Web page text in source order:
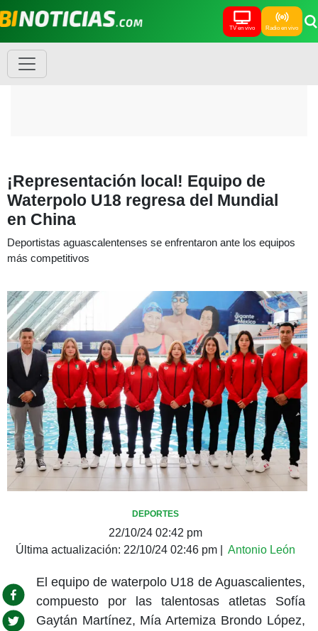
TV en vivo Radio en vivo
¡Representación local! Equipo de
Waterpolo U18 regresa del Mundial
en China
Deportistas aguascalentenses se enfrentaron ante los equipos
más competitivos
DEPORTES
22/10/24 02:42 pm
Última actualización: 22/10/24 02:46 pm Antonio León
El equipo de waterpolo U18 de Aguascalientes,
compuesto por las talentosas atletas Sofía
Gaytán Martínez, Mía Artemiza Brondo López,